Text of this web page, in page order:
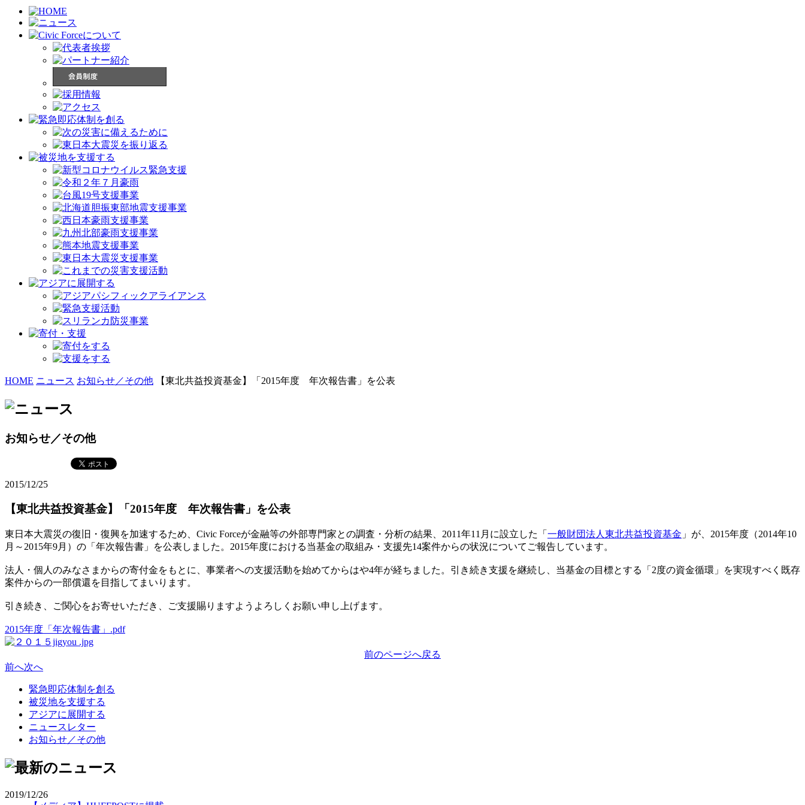
HOME ニュース お知らせ／その他 【東北共益投資基金】「2015年度 年次報告書」を公表
お知らせ／その他
2015/12/25
【東北共益投資基金】「2015年度 年次報告書」を公表
東日本大震災の復旧・復興を加速するため、Civic Forceが金融等の外部専門家との調査・分析の結果、2011年11月に設立した「 一般財団法人東北共益投資基金 」が、2015年度（2014年10
月～2015年9月）の「年次報告書」を公表しました。2015年度における当基金の取組み・支援先14案件からの状況についてご報告しています。
法人・個人のみなさまからの寄付金をもとに、事業者への支援活動を始めてからはや4年が経ちました。引き続き支援を継続し、当基金の目標とする「2度の資金循環」を実現すべく既存
案件からの一部償還を目指してまいります。
引き続き、ご関心をお寄せいただき、ご支援賜りますようよろしくお願い申し上げます。
2015年度「年次報告書」.pdf
前のページへ戻る
前へ次へ
緊急即応体制を創る
被災地を支援する
アジアに展開する
ニュースレター
お知らせ／その他
2019/12/26